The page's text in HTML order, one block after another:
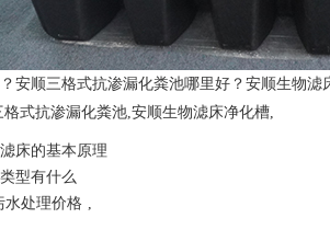
安顺三格式抗渗漏化粪池哪里好？安顺生物
式抗渗漏化粪池,安顺生物滤床净化槽,
床的基本原理
型有什么
水处理价格 ,